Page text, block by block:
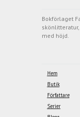
Bokförlaget
med höjd.
Hem
Butik
Författare
Serier